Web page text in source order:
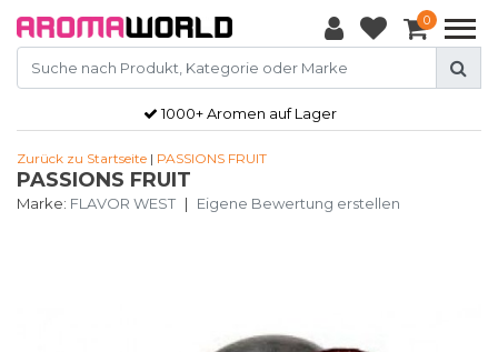
0
1000+ Aromen auf Lager
Zurück zu Startseite | PASSIONS FRUIT
PASSIONS FRUIT
Marke: FLAVOR WEST | Eigene Bewertung erstellen